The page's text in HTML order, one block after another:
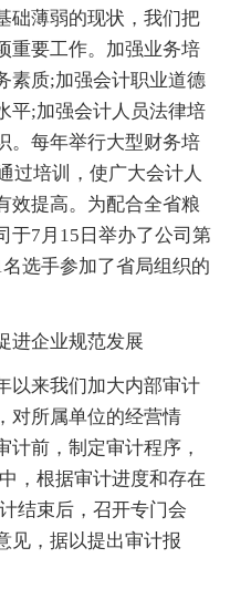
础薄弱的现状，我们把
重要工作。加强业务培
素质;加强会计职业道德
平;加强会计人员法律培
。每年举行大型财务培
过培训，使广大会计人
效提高。为配合全省粮
于7月15日举办了公司第
选手参加了省局组织的
进企业规范发展
以来我们加大内部审计
对所属单位的经营情
计前，制定审计程序，
，根据审计进度和存在
结束后，召开专门会
见，据以提出审计报